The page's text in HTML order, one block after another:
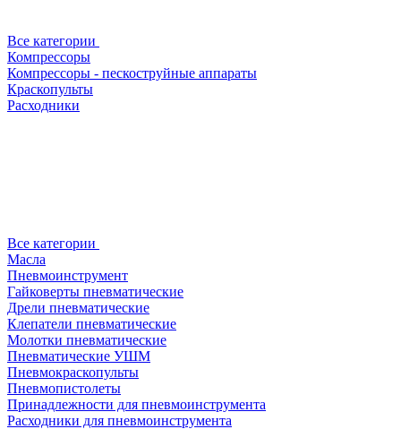
Все категории
Компрессоры
Компрессоры - пескоструйные аппараты
Краскопульты
Расходники
Все категории
Масла
Пневмоинструмент
Гайковерты пневматические
Дрели пневматические
Клепатели пневматические
Молотки пневматические
Пневматические УШМ
Пневмокраскопульты
Пневмопистолеты
Принадлежности для пневмоинструмента
Расходники для пневмоинструмента